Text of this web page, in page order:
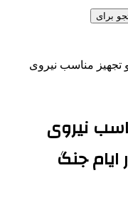
برای
تجهیز مناسب نیروی
نیروی
جنگ